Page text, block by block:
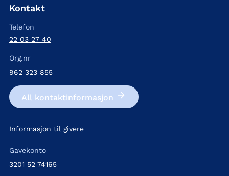
Kontakt
Telefon
22 03 27 40
Org.nr
962 323 855
All kontakt­informasjon
Informasjon til givere
Gavekonto
3201 52 74165